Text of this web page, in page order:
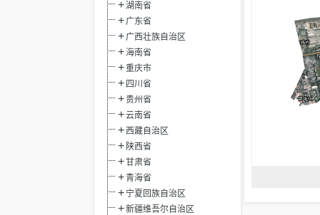
湖南省
广东省
广西壮族自治区
海南省
重庆市
四川省
贵州省
云南省
西藏自治区
陕西省
甘肃省
青海省
宁夏回族自治区
新疆维吾尔自治区